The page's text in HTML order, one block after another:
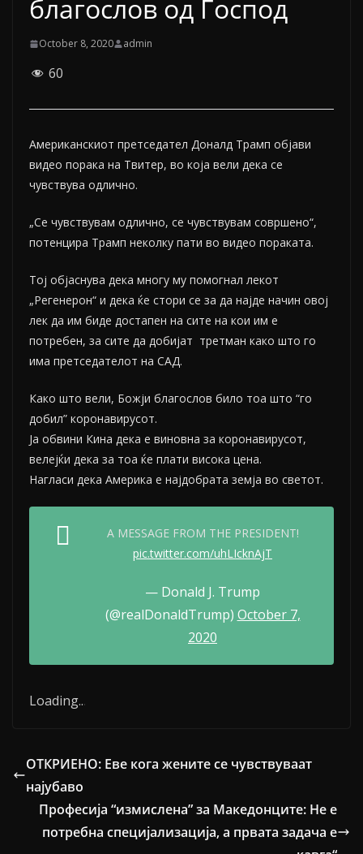
благослов од Господ
October 8, 2020 admin
60
Американскиот претседател Доналд Трамп објави
видео порака на Твитер, во која вели дека се
чувствува одлично.
„Се чувствувам одлично, се чувствувам совршено“,
потенцира Трамп неколку пати во видео пораката.
Тој објаснува дека многу му помогнал лекот
„Регенерон“ и дека ќе стори се за да најде начин овој
лек да им биде достапен на сите на кои им е
потребен, за сите да добијат третман како што го
има претседателот на САД.
Како што вели, Божји благослов било тоа што “го
добил” коронавирусот.
Ја обвини Кина дека е виновна за коронавирусот,
велејќи дека за тоа ќе плати висока цена.
Нагласи дека Америка е најдобрата земја во светот.
A MESSAGE FROM THE PRESIDENT!
pic.twitter.com/uhLIcknAjT
— Donald J. Trump
(@realDonaldTrump) October 7,
2020
Loading...
ОТКРИЕНО: Еве кога жените се чувствуваат
најубаво
Професија “измислена” за Македонците: Не е
потребна специјализација, а првата задача е